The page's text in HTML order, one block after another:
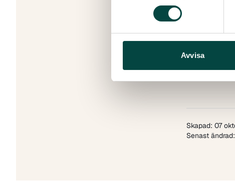
Avvisa
Skapad: 07
Senast